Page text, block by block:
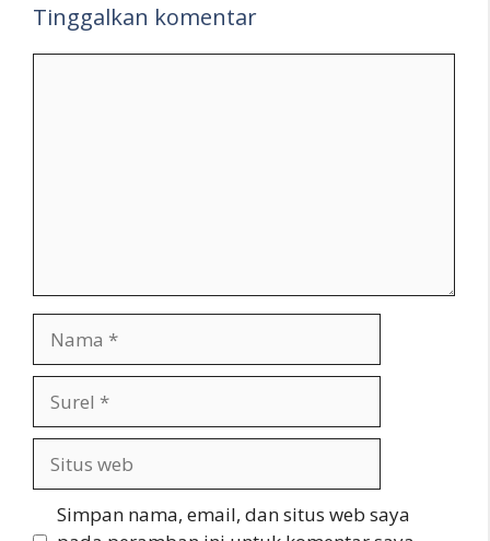
Tinggalkan komentar
web
Simpan nama, email, dan situs web saya